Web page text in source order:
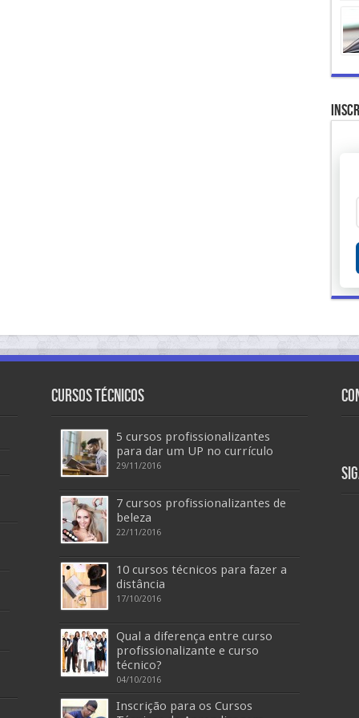
Cursos Técnicos
5 cursos profissionalizantes
para dar um UP no currículo
29/11/2016
7 cursos profissionalizantes de
beleza
22/11/2016
10 cursos técnicos para fazer a
distância
17/10/2016
Qual a diferença entre curso
profissionalizante e curso
técnico?
04/10/2016
Inscrição para os Cursos